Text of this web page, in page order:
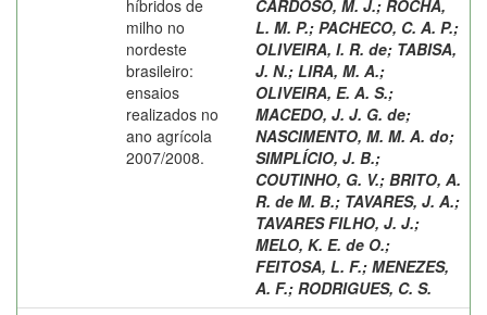
híbridos de
milho no
nordeste
brasileiro:
ensaios
realizados no
ano agrícola
2007/2008.
CARDOSO, M. J.; ROCHA,
L. M. P.; PACHECO, C. A. P.;
OLIVEIRA, I. R. de; TABISA,
J. N.; LIRA, M. A.;
OLIVEIRA, E. A. S.;
MACEDO, J. J. G. de;
NASCIMENTO, M. M. A. do;
SIMPLÍCIO, J. B.;
COUTINHO, G. V.; BRITO, A.
R. de M. B.; TAVARES, J. A.;
TAVARES FILHO, J. J.;
MELO, K. E. de O.;
FEITOSA, L. F.; MENEZES,
A. F.; RODRIGUES, C. S.